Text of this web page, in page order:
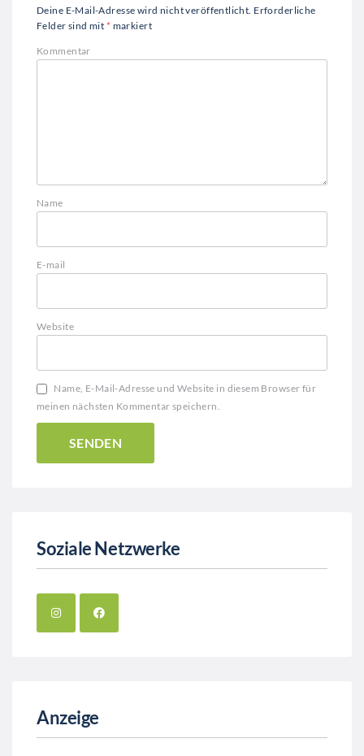
Deine E-Mail-Adresse wird nicht veröffentlicht. Erforderliche
Felder sind mit * markiert
Kommentar
Name
E-mail
Website
Name, E-Mail-Adresse und Website in diesem Browser für
meinen nächsten Kommentar speichern.
Soziale Netzwerke
Anzeige